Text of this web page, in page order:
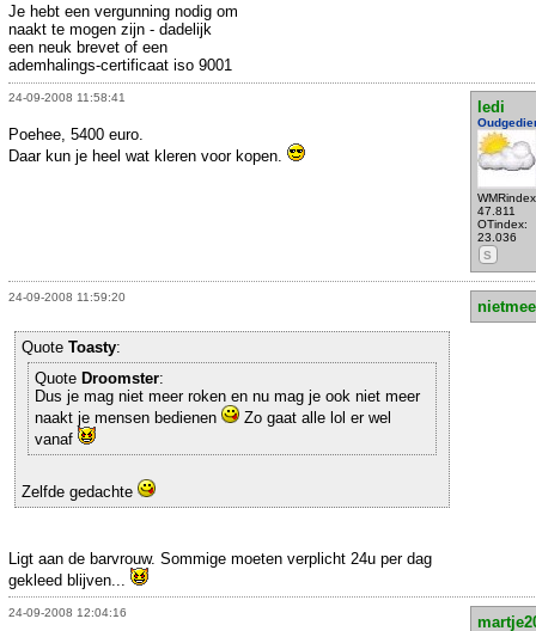
Je hebt een vergunning nodig om
naakt te mogen zijn - dadelijk
een neuk brevet of een
ademhalings-certificaat iso 9001
24-09-2008 11:58:41
ledi
47.811
OTindex:
23.036
S
Poehee, 5400 euro.
Daar kun je heel wat kleren voor kopen.
24-09-2008 11:59:20
Quote Toasty:
Quote Droomster:
Dus je mag niet meer roken en nu mag je ook niet meer
naakt je mensen bedienen
Zo gaat alle lol er wel
vanaf
Zelfde gedachte
Ligt aan de barvrouw. Sommige moeten verplicht 24u per dag
gekleed blijven...
24-09-2008 12:04:16